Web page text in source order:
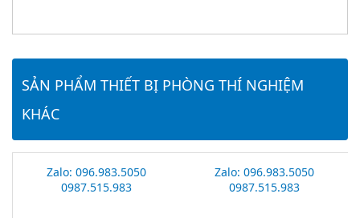
SẢN PHẨM THIẾT BỊ PHÒNG THÍ NGHIỆM
KHÁC
Zalo: 096.983.5050
0987.515.983
Zalo: 096.983.5050
0987.515.983